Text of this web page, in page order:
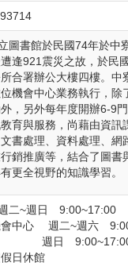
圖書館於民國74年於中
逢921震災之故，於民
合署辦公大樓四樓。中
機會中心業務執行，除
，另外每年度開辦6-9門
育與服務，尚藉由資訊
書處理、資料處理、網
銷推廣等，結合了圖書
更全視野的知識學習。
二~週日 9:00~17:00
會中心 週二~週六
日休館